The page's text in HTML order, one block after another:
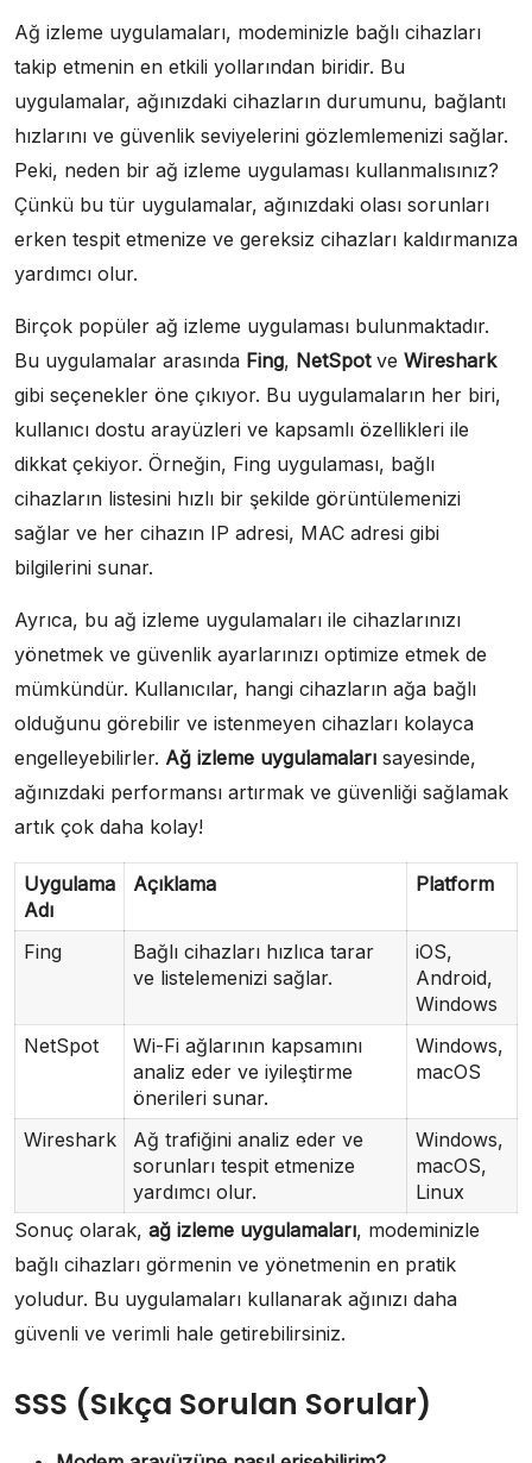
Ağ izleme uygulamaları, modeminizle bağlı cihazları
takip etmenin en etkili yollarından biridir. Bu
uygulamalar, ağınızdaki cihazların durumunu, bağlantı
hızlarını ve güvenlik seviyelerini gözlemlemenizi sağlar.
Peki, neden bir ağ izleme uygulaması kullanmalısınız?
Çünkü bu tür uygulamalar, ağınızdaki olası sorunları
erken tespit etmenize ve gereksiz cihazları kaldırmanıza
yardımcı olur.
Birçok popüler ağ izleme uygulaması bulunmaktadır.
Bu uygulamalar arasında Fing, NetSpotve Wireshark
gibi seçenekler öne çıkıyor. Bu uygulamaların her biri,
kullanıcı dostu arayüzleri ve kapsamlı özellikleri ile
dikkat çekiyor. Örneğin, Fing uygulaması, bağlı
cihazların listesini hızlı bir şekilde görüntülemenizi
sağlar ve her cihazın IP adresi, MAC adresi gibi
bilgilerini sunar.
Ayrıca, bu ağ izleme uygulamaları ile cihazlarınızı
yönetmek ve güvenlik ayarlarınızı optimize etmek de
mümkündür. Kullanıcılar, hangi cihazların ağa bağlı
olduğunu görebilir ve istenmeyen cihazları kolayca
engelleyebilirler. Ağ izleme uygulamaları sayesinde,
ağınızdaki performansı artırmak ve güvenliği sağlamak
artık çok daha kolay!
Uygulama
Adı
Açıklama Platform
Fing
Bağlı cihazları hızlıca tarar
ve listelemenizi sağlar.
iOS,
Android,
Windows
NetSpot
Wi-Fi ağlarının kapsamını
analiz eder ve iyileştirme
önerileri sunar.
Windows,
macOS
Wireshark
Ağ trafiğini analiz eder ve
sorunları tespit etmenize
yardımcı olur.
Windows,
macOS,
Linux
Sonuç olarak, ağ izleme uygulamaları, modeminizle
bağlı cihazları görmenin ve yönetmenin en pratik
yoludur. Bu uygulamaları kullanarak ağınızı daha
güvenli ve verimli hale getirebilirsiniz.
SSS (Sıkça Sorulan Sorular)